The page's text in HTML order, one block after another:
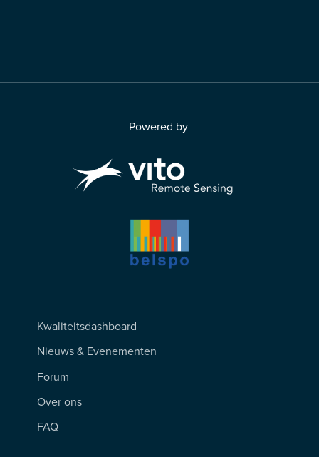
Powered by
Footer
Menu
Kwaliteitsdashboard
Nieuws & Evenementen
Forum
Over ons
FAQ